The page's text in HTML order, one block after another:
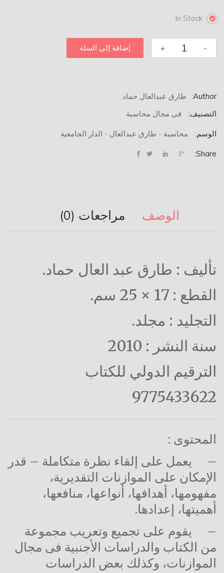
In Stock
+
الموازنات
متكاملة).
- إضافة إلى السلة
Author:
طارق عبدالعال حماد
التصنيف:
فى مجال محاسبة
الوسم: محاسبة - طارق عبدالعال - الدار الجامعية
Share:
الوصف مراجعات (0)
تأليف : طارق عبد العال حماد.
القطع : 17 × 25 سم.
التجليد : مجلد.
سنة النشر : 2010
الترقيم الدولي للكتاب
9775433622
المحتوى :
–
يعمل على إلقاء نظرة متكاملة – قدر
الإمكان على الموازنات التقديرية،
مفهومها، أهدافها، أنواعها، منافعها،
أهميتها، إعدادها.
–
يقوم على تجميع وتعريب مجموعة
من الكتاب والدراسات الأجنبية فى مجال
الموازنات، وكذلك بعض الدراسات